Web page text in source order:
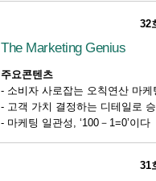
32
The Marketing Genius
주요콘텐츠
- 소비자 사로잡는 오칙연산 마케
- 고객 가치 결정하는 디테일로
- 마케팅 일관성, ‘100－1=0’이다
31